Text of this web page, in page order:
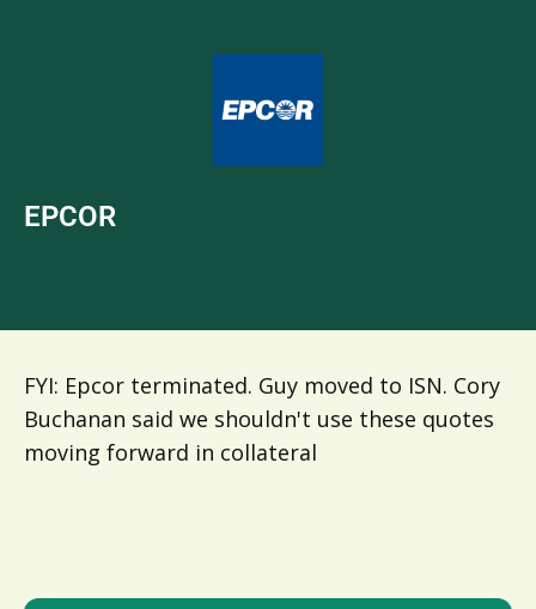
EPCOR
FYI: Epcor terminated. Guy moved to ISN. Cory
Buchanan said we shouldn't use these quotes
moving forward in collateral